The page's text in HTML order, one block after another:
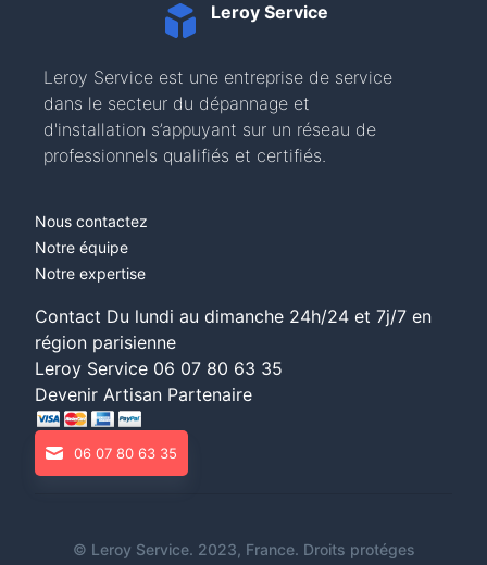
Leroy Service
Leroy Service est une entreprise de service
dans le secteur du dépannage et
d'installation s’appuyant sur un réseau de
professionnels qualifiés et certifiés.
Nous contactez
Notre équipe
Notre expertise
Contact Du lundi au dimanche 24h/24 et 7j/7 en
région parisienne
Leroy Service 06 07 80 63 35
Devenir Artisan Partenaire
06 07 80 63 35
© Leroy Service. 2023, France. Droits protéges